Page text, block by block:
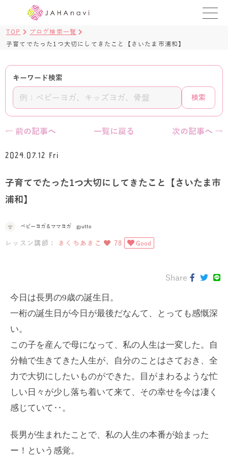
レッスンを探す
BLOG
ヨガ資格講座 ›
TOP
ブログ検索一覧
子育てでたった1つ大切にしてきたこと【さいたま市浦和】
キーワード検索
検索
← 前の記事へ 一覧に戻る 次の記事へ →
2024.07.12 Fri
子育てでたった1つ大切にしてきたこと【さいたま市
浦和】
ベビーヨガ＆ママヨガ gyutto
レッスン講師： きくちあきこ 78 Good
Share
今日は長男の9歳の誕生日。
一桁の誕生日が今日が最後だなんて、とっても感慨深
い。
この子を産んで母になって、私の人生は一変した。自
分軸で生きてきた人生が、自分のことはさておき、全
力で大切にしたいものができた。目がまわるような忙
しい日々が少し落ち着いて来て、その幸せを今は凄く
感じていて‥。
長男が生まれたことで、私の人生の本番が始まった
ー！という感覚。